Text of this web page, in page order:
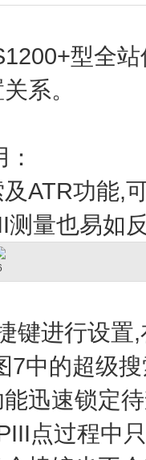
型全
系。
ATR功能,
测量也易如
键进行设
7中的超级
迅速锁定
点过程中